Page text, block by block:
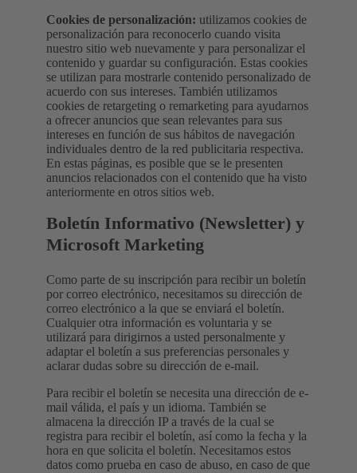
Cookies de personalización: utilizamos cookies de
personalización para reconocerlo cuando visita
nuestro sitio web nuevamente y para personalizar el
contenido y guardar su configuración. Estas cookies
se utilizan para mostrarle contenido personalizado de
acuerdo con sus intereses. También utilizamos
cookies de retargeting o remarketing para ayudarnos
a ofrecer anuncios que sean relevantes para sus
intereses en función de sus hábitos de navegación
individuales dentro de la red publicitaria respectiva.
En estas páginas, es posible que se le presenten
anuncios relacionados con el contenido que ha visto
anteriormente en otros sitios web.
Boletín Informativo (Newsletter) y
Microsoft Marketing
Como parte de su inscripción para recibir un boletín
por correo electrónico, necesitamos su dirección de
correo electrónico a la que se enviará el boletín.
Cualquier otra información es voluntaria y se
utilizará para dirigirnos a usted personalmente y
adaptar el boletín a sus preferencias personales y
aclarar dudas sobre su dirección de e-mail.
Para recibir el boletín se necesita una dirección de e-
mail válida, el país y un idioma. También se
almacena la dirección IP a través de la cual se
registra para recibir el boletín, así como la fecha y la
hora en que solicita el boletín. Necesitamos estos
datos como prueba en caso de abuso, en caso de que